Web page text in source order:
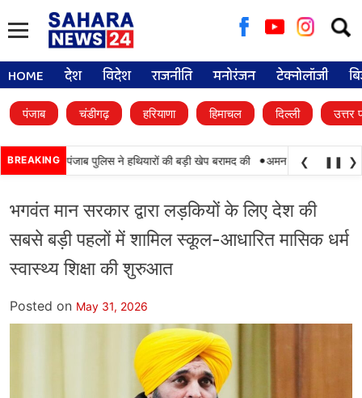
for:
HOME देश विदेश राजनीति मनोरंजन टेक्नोलॉजी
पंजाब चंडीगढ़ हरियाणा हिमाचल दिल्ली उत्तर
BREAKING
BSF और पंजाब पुलिस ने हथियारों की बड़ी खेप बरामद की •अमन अरोड़ा ने शाहकोट
❮ ❚❚ ❯
भगवंत मान सरकार द्वारा लड़कियों के लिए देश की
सबसे बड़ी पहलों में शामिल स्कूल-आधारित मासिक धर्म
स्वास्थ्य शिक्षा की शुरुआत
Posted on May 31, 2026